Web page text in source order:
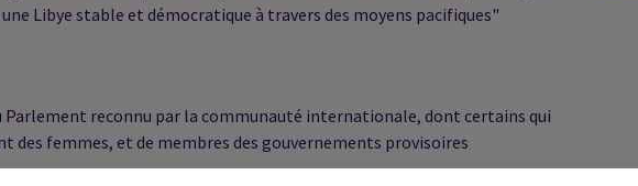
Libye stable et démocratique à travers des moyens pacifiques"
reconnu par la communauté internationale, dont certains qui
femmes, et de membres des gouvernements provisoires